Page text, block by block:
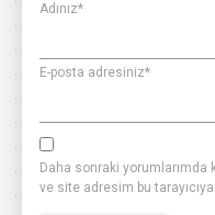
Adınız*
E-posta adresiniz*
Daha sonraki yorumlarımda
ve site adresim bu